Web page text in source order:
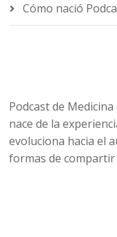
Cómo nació
Podcast de
nace de la
evoluciona hacia el
formas de